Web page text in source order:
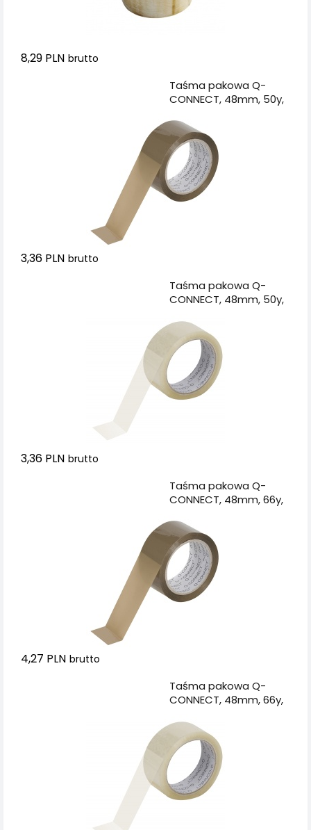
8,29 PLN brutto
Taśma pakowa Q-
CONNECT, 48mm, 50y,
3,36 PLN brutto
Taśma pakowa Q-
CONNECT, 48mm, 50y,
3,36 PLN brutto
Taśma pakowa Q-
CONNECT, 48mm, 66y,
4,27 PLN brutto
Taśma pakowa Q-
CONNECT, 48mm, 66y,